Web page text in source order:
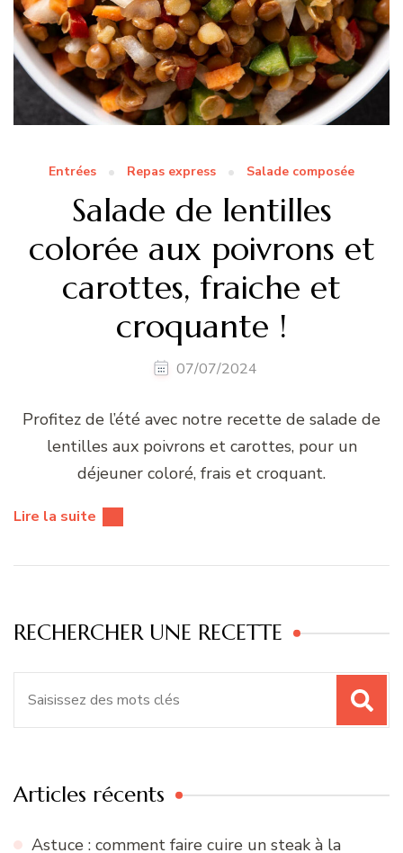
Entrées Repas express Salade composée
Salade de lentilles
colorée aux poivrons et
carottes, fraiche et
croquante !
07/07/2024
Profitez de l’été avec notre recette de salade de
lentilles aux poivrons et carottes, pour un
déjeuner coloré, frais et croquant.
Lire la suite
RECHERCHER UNE RECETTE
Articles récents
Astuce : comment faire cuire un steak à la